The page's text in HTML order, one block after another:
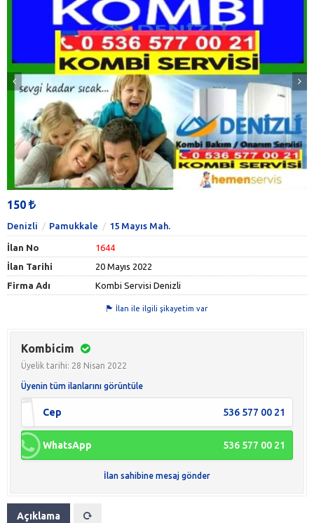
150
Denizli Pamukkale 15 Mayıs Mah.
İlan No
1644
İlan Tarihi
20 Mayıs 2022
Firma Adı
Kombi Servisi Denizli
İlan ile ilgili şikayetim var
Kombicim
Üyelik tarihi: 28 Nisan 2022
Üyenin tüm ilanlarını görüntüle
Cep 536 577 00 21
WhatsApp 536 577 00 21
İlan sahibine mesaj gönder
Açıklama